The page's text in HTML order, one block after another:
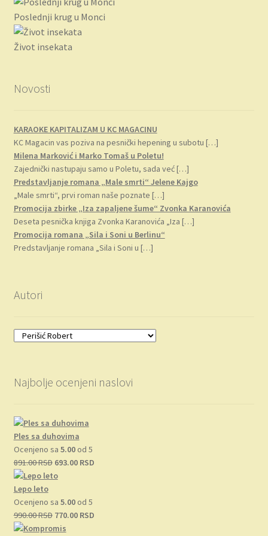
Poslednji krug u Monci
Život insekata
Novosti
KARAOKE KAPITALIZAM U KC MAGACINU
KC Magacin vas poziva na pesnički hepening u subotu […]
Milena Marković i Marko Tomaš u Poletu!
Zajednički nastupaju samo u Poletu, sada već[…]
Predstavljanje romana „Male smrti“ Jelene Kajgo
„Male smrti“, prvi roman naše poznate […]
Promocija zbirke „Iza zapaljene šume“ Zvonka Karanovića
Deseta pesnička knjiga Zvonka Karanovića „Iza […]
Promocija romana „Sila i Soni u Berlinu“
Predstavljanje romana „Sila i Soni u […]
Autori
Najbolje ocenjeni naslovi
Ples sa duhovima
Ocenjeno sa 5.00od 5
891.00RSD Originalna
cena
bila:
891.00 RSD.
693.00 RSDTrenutna
Lepo leto
Ocenjeno sa 5.00od 5
990.00RSD Originalna
cena
770.00 RSDTrenutna